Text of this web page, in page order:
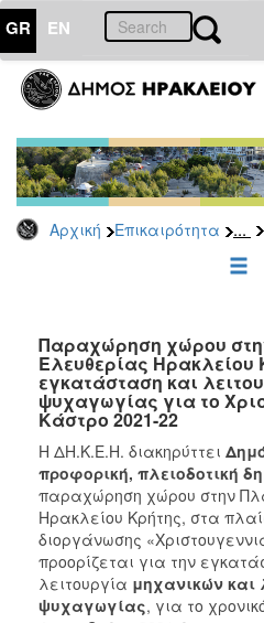
GR EN
Αρχική Επικαιρότητα ...
ΕΠΙΚΑΙΡΟΤΗΤΑ
-
Δημοπρασίες
Αρχείο
2026
2022
2021
2020
2019
2018
2017
2016
2015
Παραχώρηση χώρου
Ελευθερίας Ηρακλείου
εγκατάσταση και
ψυχαγωγίας για το
Κάστρο 2021-22
Η ΔΗ.Κ.Ε.Η. διακηρύττει
προφορική, πλειοδοτική
παραχώρηση χώρου στην
Ηρακλείου Κρήτης, στα
διοργάνωσης
προορίζεται για την
λειτουργία μηχανικών
ψυχαγωγίας, για το